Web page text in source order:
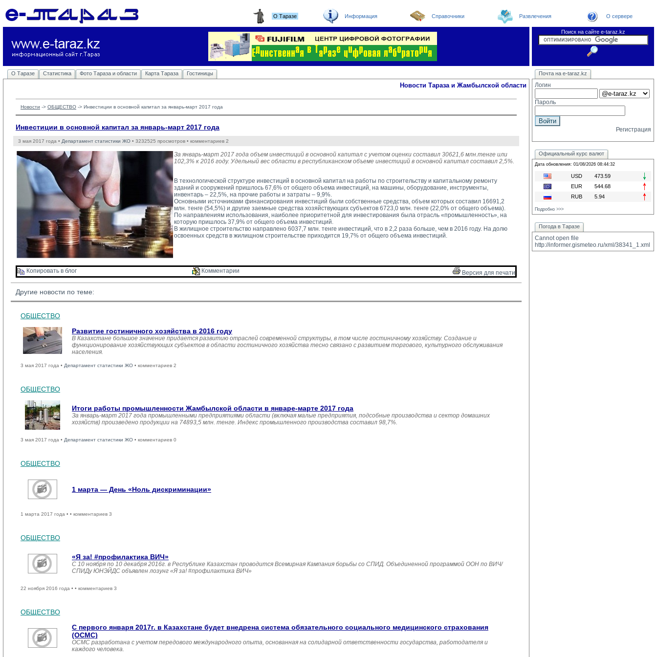
О Таразе Информация Справочники Развлечения О сервере
Поиск на сайте e-taraz.kz
О Таразе Статистика Фото Тараза и области Карта Тараза Гостиницы Новости Погода в Таразе
Телефоный справочник
Видеоконференция
Новости e-taraz
Новости Тараза и Жамбылской области
Новости -> ОБЩЕСТВО -> Инвестиции в основной капитал за январь-март 2017 года
Инвестиции в основной капитал за январь-март 2017 года
3 мая 2017 года • Департамент статистики ЖО • 3232525 просмотров • комментариев 2
За январь-март 2017 года объем инвестиций в основной капитал с учетом оценки составил 30621,6 млн.тенге или
102,3% к 2016 году. Удельный вес области в республиканском объеме инвестиций в основной капитал составил 2,5%.
В технологической структуре инвестиций в основной капитал на работы по строительству и капитальному ремонту
зданий и сооружений пришлось 67,6% от общего объема инвестиций, на машины, оборудование, инструменты,
инвентарь – 22,5%, на прочие работы и затраты – 9,9%.
Основными источниками финансирования инвестиций были собственные средства, объем которых составил 16691,2
млн. тенге (54,5%) и другие заемные средства хозяйствующих субъектов 6723,0 млн. тенге (22,0% от общего объема).
По направлениям использования, наиболее приоритетной для инвестирования была отрасль «промышленность», на
которую пришлось 37,9% от общего объема инвестиций.
В жилищное строительство направлено 6037,7 млн. тенге инвестиций, что в 2,2 раза больше, чем в 2016 году. На долю
освоенных средств в жилищном строительстве приходится 19,7% от общего объема инвестиций.
Копировать в блог Комментарии Версия для печати
Другие новости по теме:
ОБЩЕСТВО
Развитие гостиничного хозяйства в 2016 году
В Казахстане большое значение придается развитию отраслей современной структуры, в том числе гостиничному хозяйству. Создание и
функционирование хозяйствующих субъектов в области гостиничного хозяйства тесно связано с развитием торгового, культурного обслуживания
населения.
3 мая 2017 года • Департамент статистики ЖО • комментариев 2
ОБЩЕСТВО
Итоги работы промышленности Жамбылской области в январе-марте 2017 года
За январь-март 2017 года промышленными предприятиями области (включая малые предприятия, подсобные производства и сектор домашних
хозяйств) произведено продукции на 74893,5 млн. тенге. Индекс промышленного производства составил 98,7%.
3 мая 2017 года • Департамент статистики ЖО • комментариев 0
ОБЩЕСТВО
1 марта — День «Ноль дискриминации»
1 марта 2017 года • • комментариев 3
ОБЩЕСТВО
«Я за! #профилактика ВИЧ»
С 10 ноября по 10 декабря 2016г. в Республике Казахстан проводится Всемирная Кампания борьбы со СПИД. Объединенной программой ООН по ВИЧ/
СПИДу ЮНЭЙДС объявлен лозунг «Я за! #профилактика ВИЧ»
22 ноября 2016 года • • комментариев 3
ОБЩЕСТВО
С первого января 2017г. в Казахстане будет внедрена система обязательного социального медицинского страхования
(ОСМС)
ОСМС разработана с учетом передового международного опыта, основанная на солидарной ответственности государства, работодателя и
каждого человека.
Почта на e-taraz.kz
Логин
Пароль
Регистрация
Официальный курс валют
Дата обновления: 01/08/2026 08:44:32
USD
473.59
EUR
544.68
RUB
5.94
Подробно >>>
Погода в Таразе
Cannot open file
http://informer.gismeteo.ru/xml/38341_1.xml